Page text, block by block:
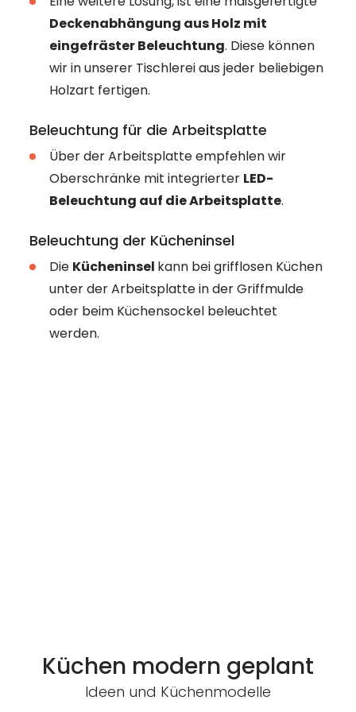
Deckenabhängung aus Holz mit
eingefräster Beleuchtung. Diese können
wir in unserer Tischlerei aus jeder beliebigen
Holzart fertigen.
Beleuchtung für die Arbeitsplatte
Über der Arbeitsplatte empfehlen wir
Oberschränke mit integrierter LED-
Beleuchtung auf die Arbeitsplatte.
Beleuchtung der Kücheninsel
Die Kücheninsel kann bei grifflosen Küchen
unter der Arbeitsplatte in der Griffmulde
oder beim Küchensockel beleuchtet
werden.
Küchen modern geplant
Ideen und Küchenmodelle